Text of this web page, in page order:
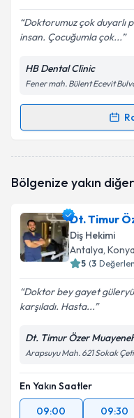
Doktorumuz çok duyarlı
insan. Çocuğumla çok...
HB Dental Clinic
Fener mah. Bülent Ecevit
Randevu
oluşturun. Size bu
E-posta Adresiniz
Kişisel
Metni'ni
Bölgenize yakın
Dt. Timur
Diş Hekimi
Antalya,
5 (3
Doktor bey gayet
karşıladı. Hasta...
Dt. Timur Özer
Arapsuyu Mah. 621 Sokak
En Yakın Saatler
09:00
09:30